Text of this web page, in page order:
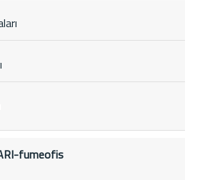
fumeofis